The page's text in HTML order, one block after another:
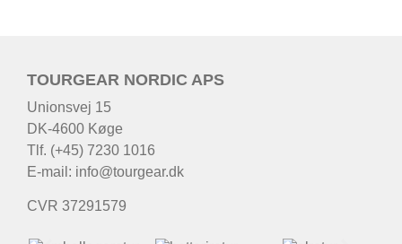
TOURGEAR NORDIC APS
Unionsvej 15
DK-4600 Køge
Tlf. (+45) 7230 1016
E-mail: info@tourgear.dk
CVR 37291579